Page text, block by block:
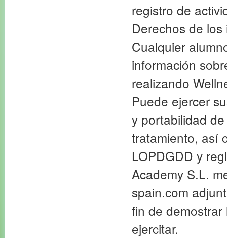
registro de
Derechos de
Cualquier
información
realizando
Puede ejercer
y portabilidad
tratamiento, así
LOPDGDD y
Academy S.L.
spain.com
fin de
ejercitar.